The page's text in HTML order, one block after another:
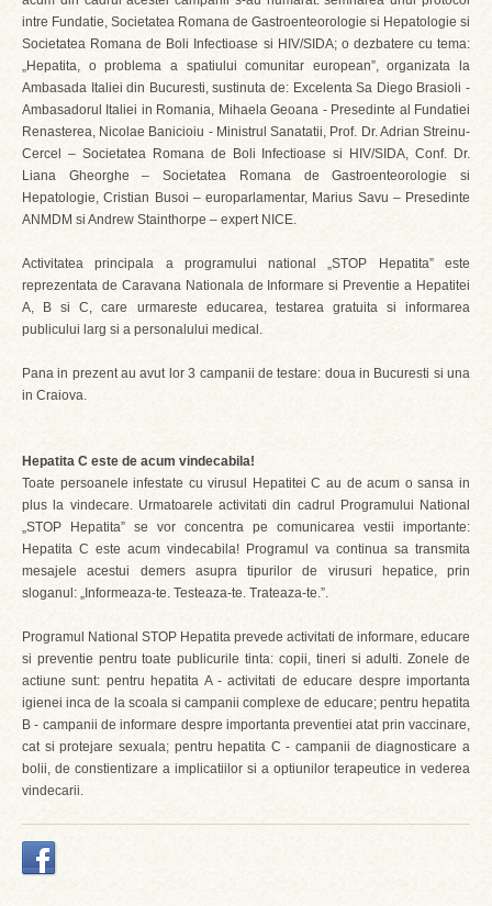
intre Fundatie, Societatea Romana de Gastroenteorologie si Hepatologie si
Societatea Romana de Boli Infectioase si HIV/SIDA; o dezbatere cu tema:
„Hepatita, o problema a spatiului comunitar european”, organizata la
Ambasada Italiei din Bucuresti, sustinuta de: Excelenta Sa Diego Brasioli -
Ambasadorul Italiei in Romania, Mihaela Geoana - Presedinte al Fundatiei
Renasterea, Nicolae Banicioiu - Ministrul Sanatatii, Prof. Dr. Adrian Streinu-
Cercel – Societatea Romana de Boli Infectioase si HIV/SIDA, Conf. Dr.
Liana Gheorghe – Societatea Romana de Gastroenteorologie si
Hepatologie, Cristian Busoi – europarlamentar, Marius Savu – Presedinte
ANMDM si Andrew Stainthorpe – expert NICE.
Activitatea principala a programului national „STOP Hepatita” este
reprezentata de Caravana Nationala de Informare si Preventie a Hepatitei
A, B si C, care urmareste educarea, testarea gratuita si informarea
publicului larg si a personalului medical.
Pana in prezent au avut lor 3 campanii de testare: doua in Bucuresti si una
in Craiova.
Hepatita C este de acum vindecabila!
Toate persoanele infestate cu virusul Hepatitei C au de acum o sansa in
plus la vindecare. Urmatoarele activitati din cadrul Programului National
„STOP Hepatita” se vor concentra pe comunicarea vestii importante:
Hepatita C este acum vindecabila! Programul va continua sa transmita
mesajele acestui demers asupra tipurilor de virusuri hepatice, prin
sloganul: „Informeaza-te. Testeaza-te. Trateaza-te.”.
Programul National STOP Hepatita prevede activitati de informare, educare
si preventie pentru toate publicurile tinta: copii, tineri si adulti. Zonele de
actiune sunt: pentru hepatita A - activitati de educare despre importanta
igienei inca de la scoala si campanii complexe de educare; pentru hepatita
B - campanii de informare despre importanta preventiei atat prin vaccinare,
cat si protejare sexuala; pentru hepatita C - campanii de diagnosticare a
bolii, de constientizare a implicatiilor si a optiunilor terapeutice in vederea
vindecarii.